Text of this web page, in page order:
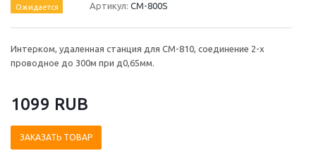
Ожидается Артикул:СМ-800S
Интерком, удаленная станция для СМ-810, соединение 2-х
проводное до 300м при д0,65мм.
1099 RUB
ЗАКАЗАТЬ ТОВАР